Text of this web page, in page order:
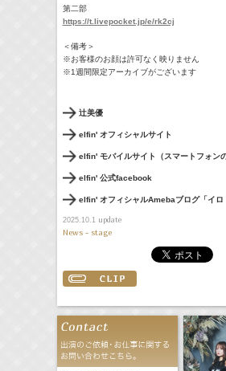
第二部
https://t.livepocket.jp/e/rk2cj
＜備考＞
※お客様のお顔は許可なく映りません
※1週間限定アーカイブがございます
辻美優
elfin' オフィシャルサイト
elfin' モバイルサイト（スマートフォンの
elfin' 公式facebook
elfin' オフィシャルAmebaブログ「イロ
2025.10.1update
News - stage